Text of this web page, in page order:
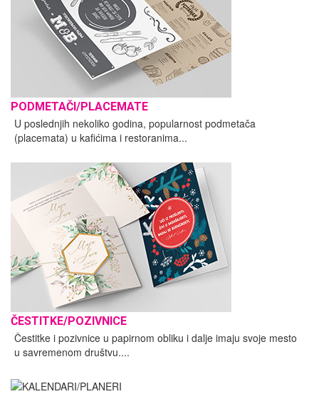
PODMETAČI/PLACEMATE
U poslednjih nekoliko godina, popularnost podmetača
(placemata) u kafićima i restoranima...
ČESTITKE/POZIVNICE
Čestitke i pozivnice u papirnom obliku i dalje imaju svoje mesto
u savremenom društvu....